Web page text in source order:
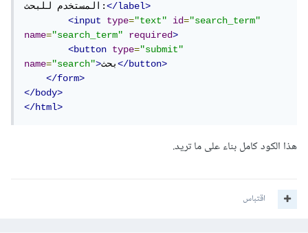
المستخدم للبحث:</label>
<input
type="text" id="search_term"
name="search_term" required>
<button
type="submit"
name="search">بحث</button>
</form>
</body>
</html>
هذا الكود كامل بناء على ما تريد.
اقتباس